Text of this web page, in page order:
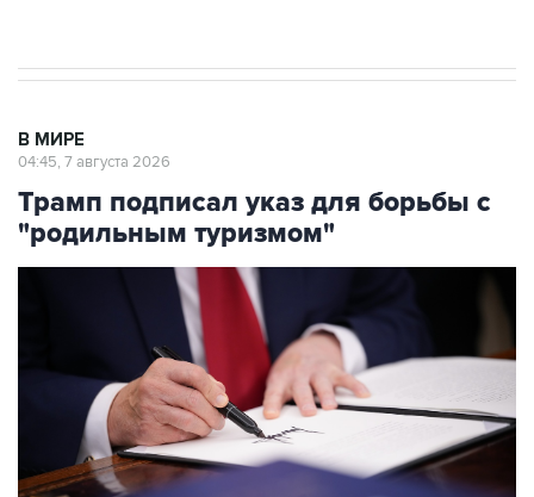
В МИРЕ
04:45, 7 августа 2026
Трамп подписал указ для борьбы с
"родильным туризмом"